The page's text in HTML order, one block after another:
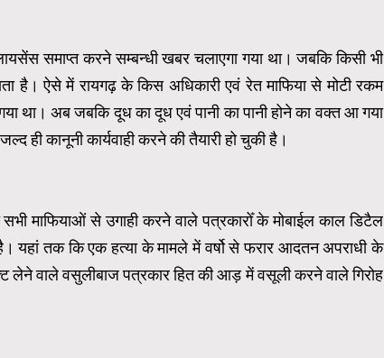
समाप्त करने सम्बन्धी खबर चलाएगा गया था। जबकि किसी भी
है। ऐसे में रायगढ़ के किस अधिकारी एवं रेत माफिया से मोटी रकम
था। अब जबकि दूध का दूध एवं पानी का पानी होने का वक्त आ गया
ही कानूनी कार्यवाही करने की तैयारी हो चुकी है।
माफियाओं से उगाही करने वाले पत्रकारोँ के मोबाईल काल डिटैल
यहां तक कि एक हत्या के मामले में वर्षो से फरार आदतन अपराधी के
लेने वाले वसुलीबाज पत्रकार हित की आड़ में वसूली करने वाले गिरोह